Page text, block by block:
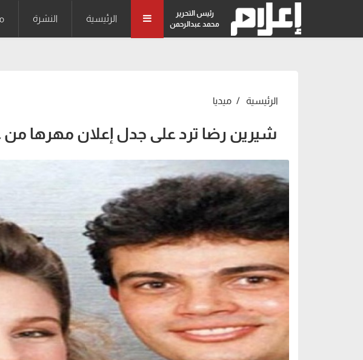
رئيس التحرير
محمد عبدالرحمن
الرئيسية النشرة
الرئيسية ميديا
شيرين رضا ترد على جدل إعلان مهرها من